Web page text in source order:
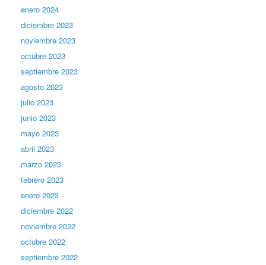
enero 2024
diciembre 2023
noviembre 2023
octubre 2023
septiembre 2023
agosto 2023
julio 2023
junio 2023
mayo 2023
abril 2023
marzo 2023
febrero 2023
enero 2023
diciembre 2022
noviembre 2022
octubre 2022
septiembre 2022